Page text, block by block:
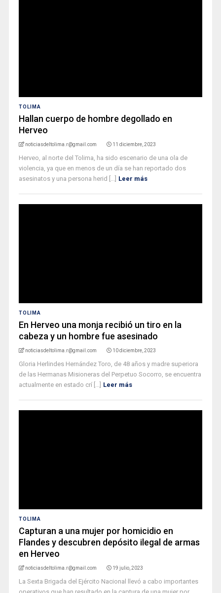
TOLIMA
Hallan cuerpo de hombre degollado en
Herveo
noticiasdeltolima.r@gmail.com 11 diciembre, 2023
Herveo, al norte del Tolima, ha sido escenario de una ola de
violencia, ya que en menos de un día se han reportado dos
asesinatos y una persona herid [...] Leer más
TOLIMA
En Herveo una monja recibió un tiro en la
cabeza y un hombre fue asesinado
noticiasdeltolima.r@gmail.com 10 diciembre, 2023
Gloria Herlindes Hernández Toro, de 48 años y madre superiora
de las Hermanas Misioneras del Perpetuo Socorro, se encuentra
actualmente en estado crí [...] Leer más
TOLIMA
Capturan a una mujer por homicidio en
Flandes y descubren depósito ilegal de armas
en Herveo
noticiasdeltolima.r@gmail.com 19 julio, 2023
La Sexta Brigada del Ejército Nacional llevó a cabo importantes